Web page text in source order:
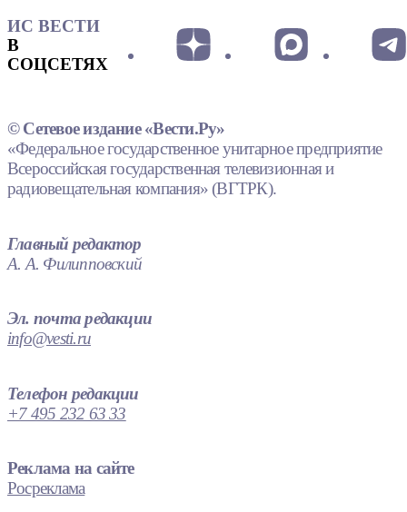
ИС ВЕСТИ
В
СОЦСЕТЯХ
© Сетевое издание «Вести.Ру»
«Федеральное государственное унитарное предприятие
Всероссийская государственная телевизионная и
радиовещательная компания» (ВГТРК).
Главный редактор
А. А. Филипповский
Эл. почта редакции
info@vesti.ru
Телефон редакции
+7 495 232 63 33
Реклама на сайте
Росреклама